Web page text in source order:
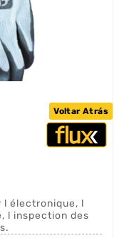
Voltar Atrás
l électronique, l
l inspection des